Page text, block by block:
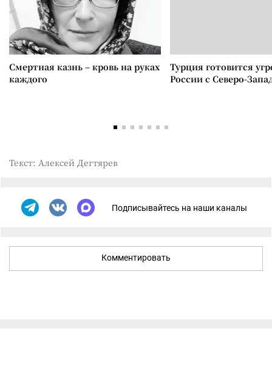
Смертная казнь – кровь на руках
каждого
Турция готовится
России с Северо-
Текст: Алексей Дегтярев
Подписывайтесь на наши каналы
Комментировать